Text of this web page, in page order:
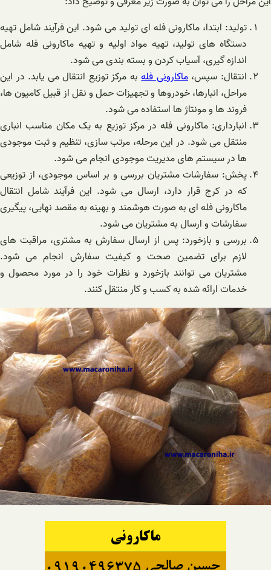
تولید: ابتدا، ماکارونی فله ای تولید می شود. این فرآیند شامل تهیه
دستگاه های تولید، تهیه مواد اولیه و تهیه ماکارونی فله شامل
اندازه گیری، آسیاب کردن و بسته بندی می شود.
انتقال: سپس،ماکارونی فلهبه مرکز توزیع انتقال می یابد. در این
مراحل، انبارها، خودروها و تجهیزات حمل و نقل از قبیل کامیون ها،
فروند ها و مونتاژ ها استفاده می شود.
انبارداری: ماکارونی فله در مرکز توزیع به یک مکان مناسب انباری
منتقل می شود. در این مرحله، مرتب سازی، تنظیم و ثبت موجودی
ها در سیستم های مدیریت موجودی انجام می شود.
پخش: سفارشات مشتریان بررسی و بر اساس موجودی، از توزیعی
که در کرج قرار دارد، ارسال می شود. این فرآیند شامل انتقال
ماکارونی فله ای به صورت هوشمند و بهینه به مقصد نهایی، پیگیری
سفارشات و ارسال به مشتریان می شود.
بررسی و بازخورد: پس از ارسال سفارش به مشتری، مراقبت های
لازم برای تضمین صحت و کیفیت سفارش انجام می شود.
مشتریان می توانند بازخورد و نظرات خود را در مورد محصول و
خدمات ارائه شده به کسب و کار منتقل کنند.